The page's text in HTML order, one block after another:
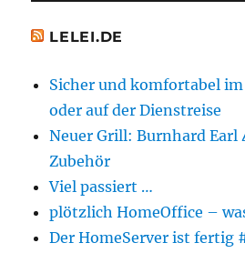
LELEI.DE
Sicher und komfortabel
oder auf der Dienstreise
Neuer Grill: Burnhard Earl
Zubehör
Viel passiert …
plötzlich HomeOffice –
Der HomeServer ist fertig